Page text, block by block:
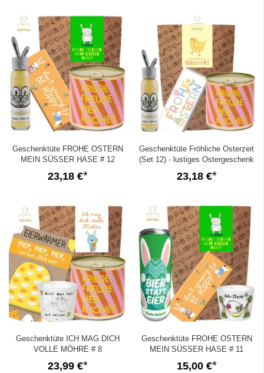
Geschenktüte FROHE OSTERN
MEIN SÜSSER HASE # 12
23,18 €
Geschenktüte Fröhliche Osterzeit
(Set 12) - lustiges Ostergeschenk
23,18 €
Geschenktüte ICH MAG DICH
VOLLE MÖHRE # 8
23,99 €
Geschenktüte FROHE OSTERN
MEIN SÜSSER HASE # 11
15,00 €